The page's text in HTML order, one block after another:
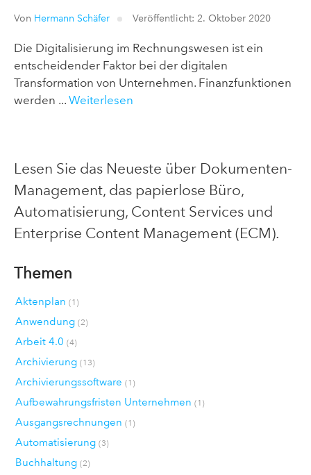
Von Hermann Schäfer Veröffentlicht: 2. Oktober 2020
Die Digitalisierung im Rechnungswesen ist ein
entscheidender Faktor bei der digitalen
Transformation von Unternehmen. Finanzfunktionen
werden ... Weiterlesen
Lesen Sie das Neueste über Dokumenten-
Management, das papierlose Büro,
Automatisierung, Content Services und
Enterprise Content Management (ECM).
Themen
Aktenplan (1)
Anwendung (2)
Arbeit 4.0 (4)
Archivierung (13)
Archivierungssoftware (1)
Aufbewahrungsfristen Unternehmen (1)
Ausgangsrechnungen (1)
Automatisierung (3)
Buchhaltung (2)